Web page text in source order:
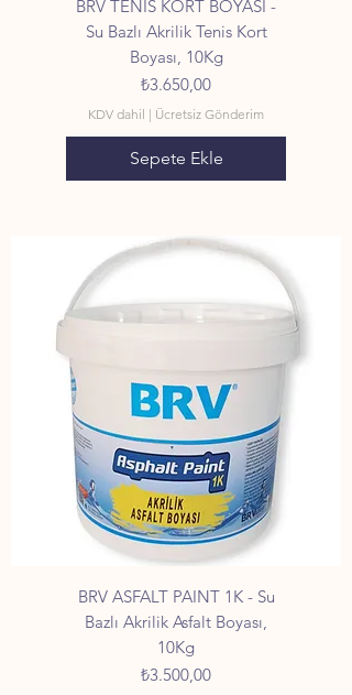
BRV TENİS KORT BOYASI -
Su Bazlı Akrilik Tenis Kort
Boyası, 10Kg
Fiyat
₺3.650,00
KDV dahil | Ücretsiz Gönderim
Sepete Ekle
BRV ASFALT PAINT 1K - Su
Bazlı Akrilik Asfalt Boyası,
10Kg
Fiyat
₺3.500,00